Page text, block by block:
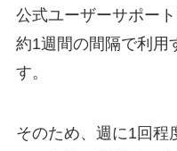
公式ユーザーサポー
約1週間の間隔で利用
す。
そのため、週に1回程